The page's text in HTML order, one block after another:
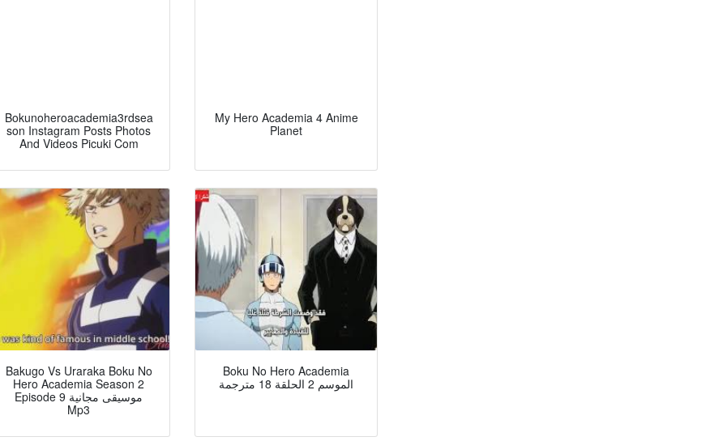
Bokunoheroacademia3rdsea
son Instagram Posts Photos
And Videos Picuki Com
My Hero Academia 4 Anime
Planet
Bakugo Vs Uraraka Boku No
Hero Academia Season 2
Episode 9 موسيقى مجانية
Mp3
Boku No Hero Academia
الموسم 2 الحلقة 18 مترجمة